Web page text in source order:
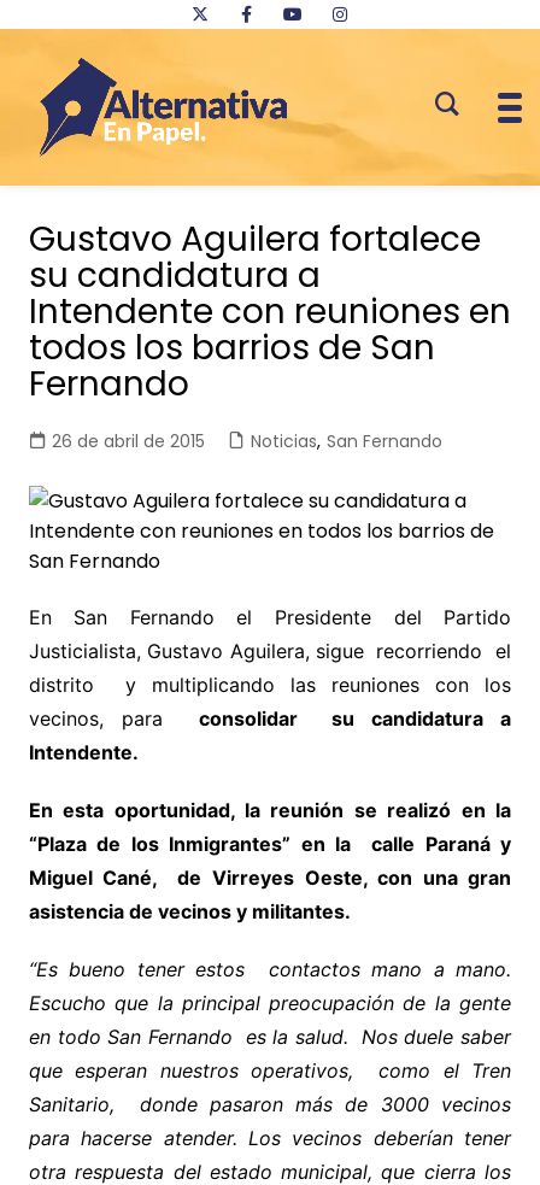
contenido
Gustavo Aguilera fortalece
su candidatura a
Intendente con reuniones en
todos los barrios de San
Fernando
26 de abril de 2015 Noticias, San Fernando
En San Fernando el Presidente del Partido
Justicialista, Gustavo Aguilera, sigue recorriendo el
distrito y multiplicando las reuniones con los
vecinos, para consolidar su candidatura a
Intendente.
En esta oportunidad, la reunión se realizó en la
“Plaza de los Inmigrantes” en la calle Paraná y
Miguel Cané, de Virreyes Oeste, con una gran
asistencia de vecinos y militantes.
“Es bueno tener estos contactos mano a mano.
Escucho que la principal preocupación de la gente
en todo San Fernando es la salud. Nos duele saber
que esperan nuestros operativos, como el Tren
Sanitario, donde pasaron más de 3000 vecinos
para hacerse atender. Los vecinos deberían tener
otra respuesta del estado municipal, que cierra los